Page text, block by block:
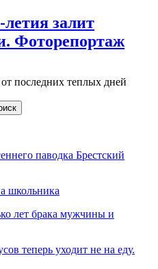
залит
Фоторепортаж
последних теплых дней
паводка Брестский
школьника
лет брака мужчины и
теперь уходит не на еду.